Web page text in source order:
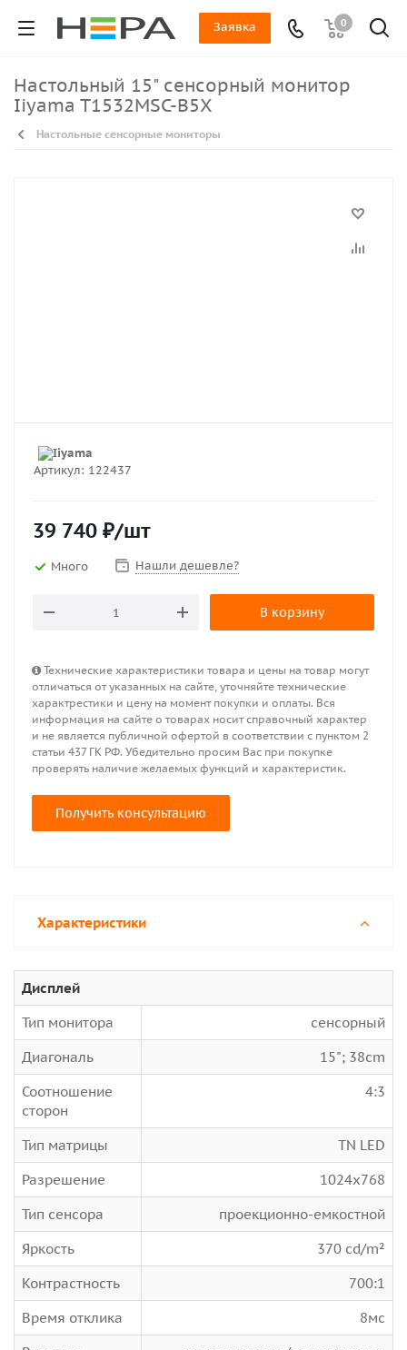
0
Заявка
Настольный 15" сенсорный монитор
Iiyama T1532MSC-B5X
Настольные сенсорные мониторы
Артикул: 122437
39 740 ₽/шт
Много Нашли дешевле?
В корзину
Технические характеристики товара и цены на товар могут
отличаться от указанных на сайте, уточняйте технические
характрестики и цену на момент покупки и оплаты. Вся
информация на сайте о товарах носит справочный характер
и не является публичной офертой в соответствии с пунктом 2
статьи 437 ГК РФ. Убедительно просим Вас при покупке
проверять наличие желаемых функций и характеристик.
Получить консультацию
Характеристики
Дисплей
Тип монитора
сенсорный
Диагональ
15"; 38cm
Соотношение
сторон
4:3
Тип матрицы
TN LED
Разрешение
1024x768
Тип сенсора
проекционно-емкостной
Яркость
370 cd/m²
Контрастность
700:1
Время отклика
8мс